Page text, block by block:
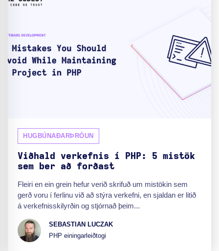
HUGBÚNAÐARÞRÓUN
Viðhald verkefnis í PHP: 5 mistök
sem ber að forðast
Fleiri en ein grein hefur verið skrifuð um mistökin sem
gerð voru í ferlinu við að stýra verkefni, en sjaldan er litið
á verkefnisskilyrðin og stjórnað þeim...
SEBASTIAN LUCZAK
PHP einingarleiðtogi